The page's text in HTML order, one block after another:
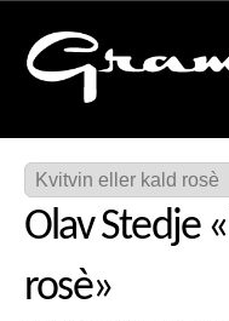
Olav Stedje«
rosè»